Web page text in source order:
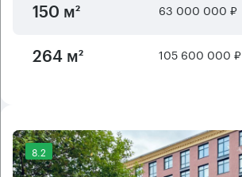
150 м² 63 000 000 ₽
264 м² 105 600 000 ₽
8.2